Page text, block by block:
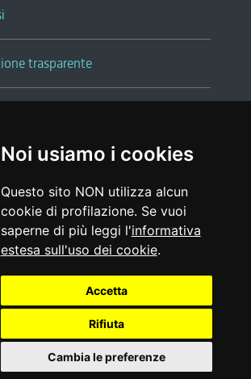
Noi usiamo i cookies
Questo sito NON utilizza alcun
cookie di profilazione. Se vuoi
saperne di più leggi l'informativa
estesa sull'uso dei cookie.
Accetta
Rifiuta
Cambia le preferenze
trasparente
|note legali |glossario
social media policy
di accessibilità |feedback
cookie
Realizzato da